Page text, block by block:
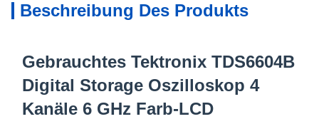
Beschreibung Des Produkts
Gebrauchtes Tektronix TDS6604B
Digital Storage Oszilloskop 4
Kanäle 6 GHz Farb-LCD